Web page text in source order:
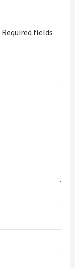
Required fields